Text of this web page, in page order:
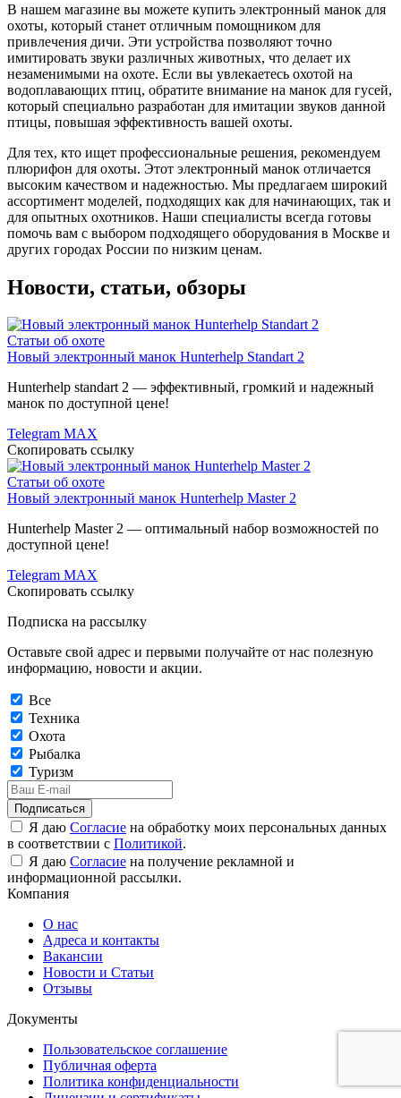
В нашем магазине вы можете купить электронный манок для
охоты, который станет отличным помощником для
привлечения дичи. Эти устройства позволяют точно
имитировать звуки различных животных, что делает их
незаменимыми на охоте. Если вы увлекаетесь охотой на
водоплавающих птиц, обратите внимание на манок для гусей,
который специально разработан для имитации звуков данной
птицы, повышая эффективность вашей охоты.
Для тех, кто ищет профессиональные решения, рекомендуем
плюрифон для охоты. Этот электронный манок отличается
высоким качеством и надежностью. Мы предлагаем широкий
ассортимент моделей, подходящих как для начинающих, так и
для опытных охотников. Наши специалисты всегда готовы
помочь вам с выбором подходящего оборудования в Москве и
других городах России по низким ценам.
Новости, статьи, обзоры
Статьи об охоте
Новый электронный манок Hunterhelp Standart 2
Hunterhelp standart 2 — эффективный, громкий и надежный
манок по доступной цене!
Telegram MAX
Скопировать ссылку
Статьи об охоте
Новый электронный манок Hunterhelp Master 2
Hunterhelp Master 2 — оптимальный набор возможностей по
доступной цене!
Telegram MAX
Скопировать ссылку
Подписка на рассылку
Оставьте свой адрес и первыми получайте от нас полезную
информацию, новости и акции.
Все
Техника
Охота
Рыбалка
Туризм
Подписаться
Я даю Согласие на обработку моих персональных данных
в соответствии с Политикой.
Я даю Согласие на получение рекламной и
информационной рассылки.
Компания
О нас
Адреса и контакты
Вакансии
Новости и Статьи
Отзывы
Документы
Пользовательское соглашение
Публичная оферта
Политика конфиденциальности